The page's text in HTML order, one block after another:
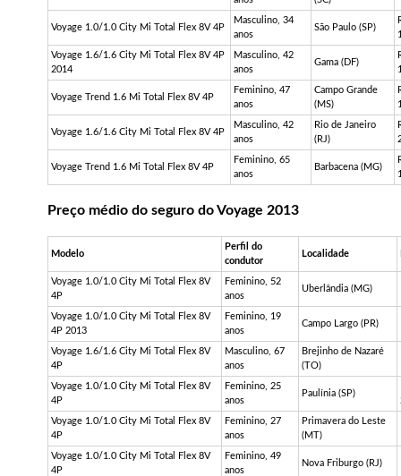
Voyage 1.0/1.0 City Mi Total Flex 8V 4P
Masculino, 34
anos
São Paulo (SP)
Voyage 1.6/1.6 City Mi Total Flex 8V 4P
2014
Masculino, 42
anos
Gama (DF)
Voyage Trend 1.6 Mi Total Flex 8V 4P
Feminino, 47
anos
Campo Grande
(MS)
Voyage 1.6/1.6 City Mi Total Flex 8V 4P
Masculino, 42
anos
Rio de Janeiro
(RJ)
Voyage Trend 1.6 Mi Total Flex 8V 4P
Feminino, 65
anos
Barbacena (MG)
Preço médio do seguro do Voyage 2013
Modelo
Perfil do
condutor
Localidade
Voyage 1.0/1.0 City Mi Total Flex 8V
4P
Feminino, 52
anos
Uberlândia (MG)
Voyage 1.0/1.0 City Mi Total Flex 8V
4P 2013
Feminino, 19
anos
Campo Largo (PR)
Voyage 1.6/1.6 City Mi Total Flex 8V
4P
Masculino, 67
anos
Brejinho de Nazaré
(TO)
Voyage 1.0/1.0 City Mi Total Flex 8V
4P
Feminino, 25
anos
Paulínia (SP)
Voyage 1.0/1.0 City Mi Total Flex 8V
4P
Feminino, 27
anos
Primavera do Leste
(MT)
Voyage 1.0/1.0 City Mi Total Flex 8V
4P
Feminino, 49
anos
Nova Friburgo (RJ)